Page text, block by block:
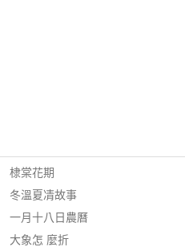
棣棠花期
冬溫夏凊故事
一月十八日農曆
大象怎 麼折